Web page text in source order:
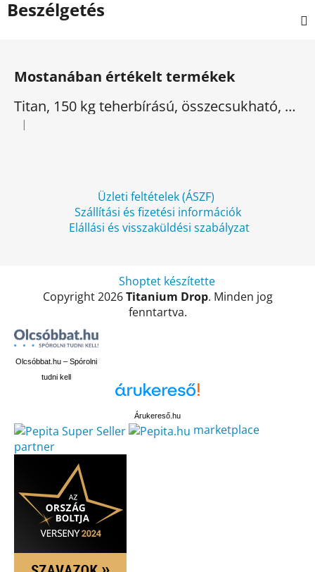
Beszélgetés
Mostanában értékelt termékek
Titan, 150 kg teherbírású, összecsukható, elektromos háromkerekű
A termék értékelése 5-ből 5 csillag.
|
Üzleti feltételek (ÁSZF)
Szállítási és fizetési információk
Elállási és visszaküldési szabályzat
Shoptet készítette
Copyright 2026Titanium Drop. Minden jog
fenntartva.
Olcsóbbat.hu – Spórolni
tudni kell
Árukereső.hu
marketplace
partner